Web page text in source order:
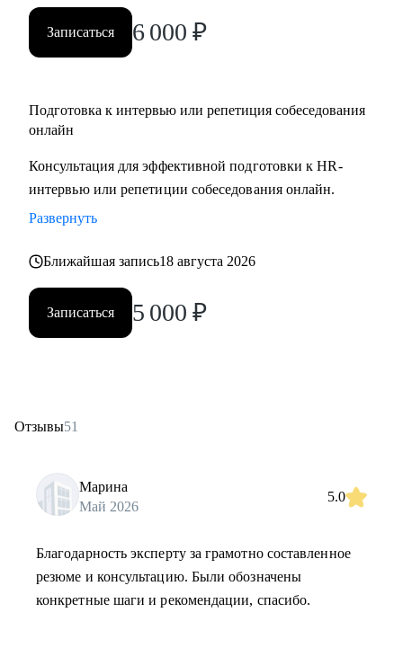
вами.
Записаться
6 000 ₽
Подготовка к интервью или репетиция собеседования
онлайн
Консультация для эффективной подготовки к HR-
интервью или репетиции собеседования онлайн.
Развернуть
Ближайшая запись18 августа 2026
Записаться 5 000 ₽
Отзывы51
Марина
Май 2026
5.0
Благодарность эксперту за грамотно составленное
резюме и консультацию. Были обозначены
конкретные шаги и рекомендации, спасибо.